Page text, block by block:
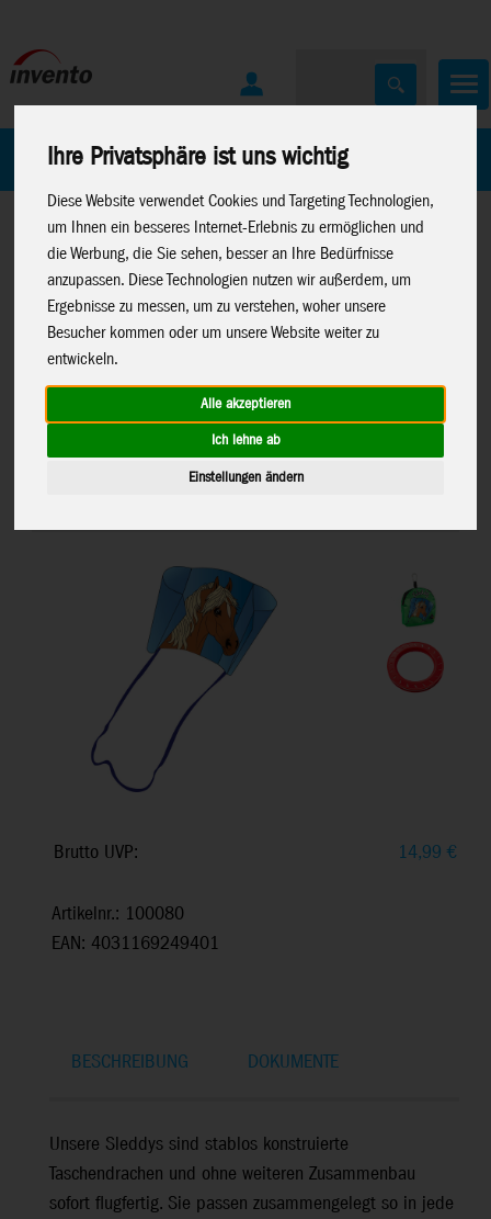
Ihre Privatsphäre ist uns wichtig
Diese Website verwendet Cookies und Targeting Technologien,
um Ihnen ein besseres Internet-Erlebnis zu ermöglichen und
die Werbung, die Sie sehen, besser an Ihre Bedürfnisse
anzupassen. Diese Technologien nutzen wir außerdem, um
Ergebnisse zu messen, um zu verstehen, woher unsere
Besucher kommen oder um unsere Website weiter zu
entwickeln.
Alle akzeptieren
Ich lehne ab
Einstellungen ändern
Marken
Home>Drachen>HQ-Kinderdrachen>Stablose Drachen
Sleddy Pony - Kinderdrachen, ab 5 Jahren,
50x76cm, inkl. 17kp Polyester Schnüre,
Brutto UVP: 14,99 €
Artikelnr.: 100080
EAN: 4031169249401
BESCHREIBUNG DOKUMENTE
Unsere Sleddys sind stablos konstruierte
Taschendrachen und ohne weiteren Zusammenbau
sofort flugfertig. Sie passen zusammengelegt so in jede